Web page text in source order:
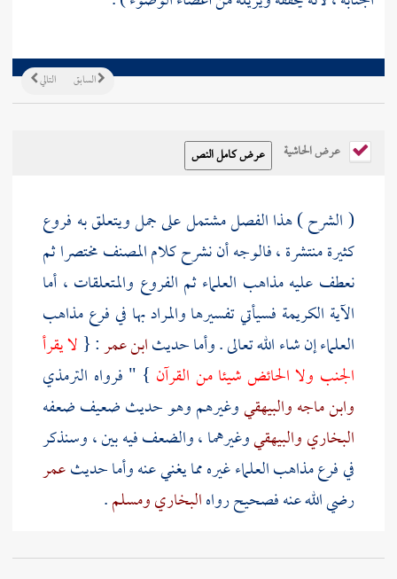
التالي السابق
عرض الحاشية
( الشرح ) هذا الفصل مشتمل على جمل ويتعلق به فروع
كثيرة منتشرة ، فالوجه أن نشرح كلامالمصنفمختصرا ثم
نعطف عليه مذاهب العلماء ثم الفروع والمتعلقات ، أما
الآية الكريمة فسيأتي تفسيرها والمراد بها في فرع مذاهب
العلماء إن شاء الله تعالى . وأما حديثابن عمر: { لا يقرأ
الجنب ولا الحائض شيئا من القرآن } " فرواه الترمذي
وابن ماجهوالبيهقيوغيرهم وهو حديث ضعيف ضعفه
البخاريوالبيهقيوغيرهما ، والضعف فيه بين ، وسنذكر
في فرع مذاهب العلماء غيره مما يغني عنه وأما حديثعمر
رضي الله عنه فصحيح رواهالبخاريومسلم.
وقوله : فلأن يحرم على الجنب هو بفتح اللام ، وقد سبق